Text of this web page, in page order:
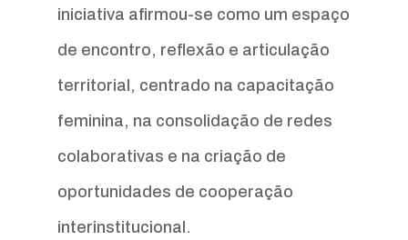
iniciativa afirmou-se como um espaço
de encontro, reflexão e articulação
territorial, centrado na capacitação
feminina, na consolidação de redes
colaborativas e na criação de
oportunidades de cooperação
interinstitucional.